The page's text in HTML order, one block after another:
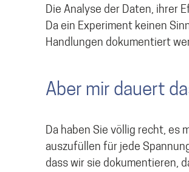
Die Analyse der Daten, ihrer
Da ein Experiment keinen
Handlungen dokumentiert
Aber mir dauert
Da haben Sie völlig recht, es
auszufüllen für jede
dass wir sie dokumentieren,